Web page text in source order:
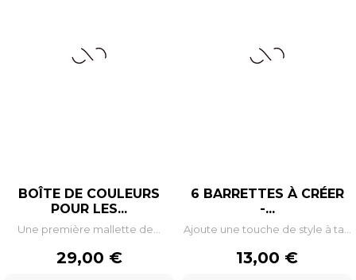
BOÎTE DE COULEURS
POUR LES...
Une première mallette de...
Prix
29,00 €
6 BARRETTES À CRÉER
-...
Ajoute une touche de style à ta...
Prix
13,00 €